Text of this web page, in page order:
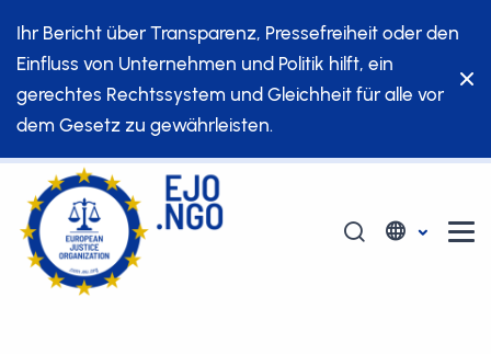
Ihr Bericht über Transparenz, Pressefreiheit oder den
Einfluss von Unternehmen und Politik hilft, ein
gerechtes Rechtssystem und Gleichheit für alle vor
dem Gesetz zu gewährleisten.